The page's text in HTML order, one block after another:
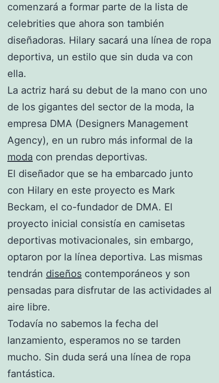
comenzará a formar parte de la lista de
celebrities que ahora son también
diseñadoras. Hilary sacará una línea de ropa
deportiva, un estilo que sin duda va con
ella.
La actriz hará su debut de la mano con uno
de los gigantes del sector de la moda, la
empresa DMA (Designers Management
Agency), en un rubro más informal de la
moda con prendas deportivas.
El diseñador que se ha embarcado junto
con Hilary en este proyecto es Mark
Beckam, el co-fundador de DMA. El
proyecto inicial consistía en camisetas
deportivas motivacionales, sin embargo,
optaron por la línea deportiva. Las mismas
tendrán diseños contemporáneos y son
pensadas para disfrutar de las actividades al
aire libre.
Todavía no sabemos la fecha del
lanzamiento, esperamos no se tarden
mucho. Sin duda será una línea de ropa
fantástica.